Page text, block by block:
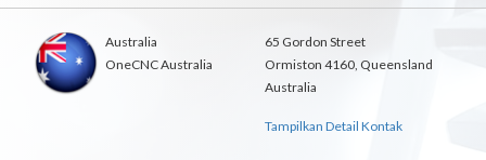
Australia
OneCNC Australia
65 Gordon Street
Ormiston 4160, Queensland
Australia
Tampilkan Detail Kontak